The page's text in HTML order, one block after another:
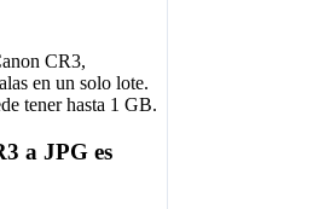
CR3,
en un solo lote.
tener hasta 1 GB.
a JPG es